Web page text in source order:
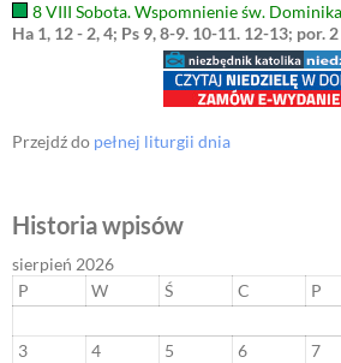
8 VIII Sobota. Wspomnienie św.
Ha 1, 12 - 2, 4; Ps 9, 8-9. 10-11. 12-13; por.
Przejdź do pełnej liturgii dnia
Historia wpisów
sierpień 2026
P
W Ś C P
3
4 5 6 7